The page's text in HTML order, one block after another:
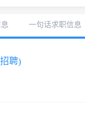
一句话求职信息
聘)